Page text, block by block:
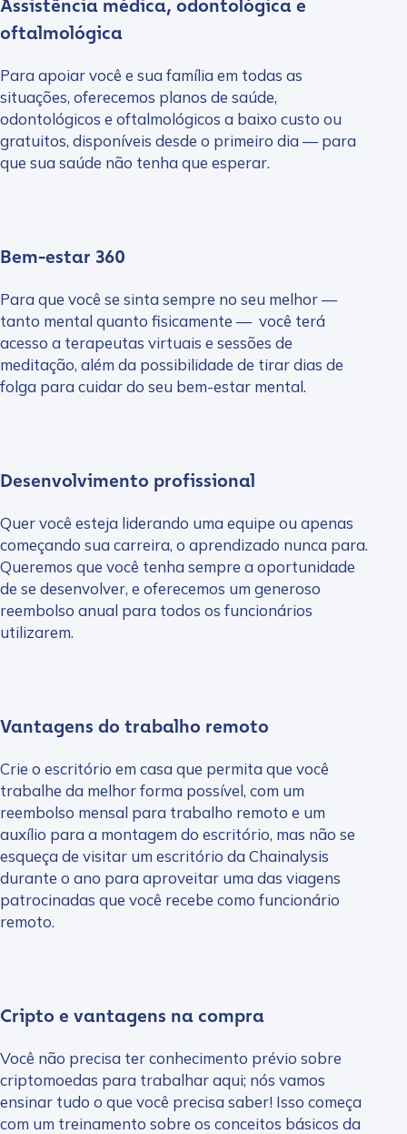
Assistência médica, odontológica e
oftalmológica
Para apoiar você e sua família em todas as
situações, oferecemos planos de saúde,
odontológicos e oftalmológicos a baixo custo ou
gratuitos, disponíveis desde o primeiro dia — para
que sua saúde não tenha que esperar.
Bem-estar 360
Para que você se sinta sempre no seu melhor —
tanto mental quanto fisicamente — você terá
acesso a terapeutas virtuais e sessões de
meditação, além da possibilidade de tirar dias de
folga para cuidar do seu bem-estar mental.
Desenvolvimento profissional
Quer você esteja liderando uma equipe ou apenas
começando sua carreira, o aprendizado nunca para.
Queremos que você tenha sempre a oportunidade
de se desenvolver, e oferecemos um generoso
reembolso anual para todos os funcionários
utilizarem.
Vantagens do trabalho remoto
Crie o escritório em casa que permita que você
trabalhe da melhor forma possível, com um
reembolso mensal para trabalho remoto e um
auxílio para a montagem do escritório, mas não se
esqueça de visitar um escritório da Chainalysis
durante o ano para aproveitar uma das viagens
patrocinadas que você recebe como funcionário
remoto.
Cripto e vantagens na compra
Você não precisa ter conhecimento prévio sobre
criptomoedas para trabalhar aqui; nós vamos
ensinar tudo o que você precisa saber! Isso começa
com um treinamento sobre os conceitos básicos da